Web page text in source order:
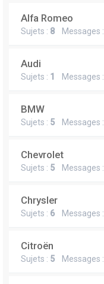
Alfa Romeo
Sujets : 8 Messages :
Audi
Sujets : 1 Messages :
BMW
Sujets : 5 Messages :
Chevrolet
Sujets : 5 Messages :
Chrysler
Sujets : 6 Messages :
Citroën
Sujets : 5 Messages :